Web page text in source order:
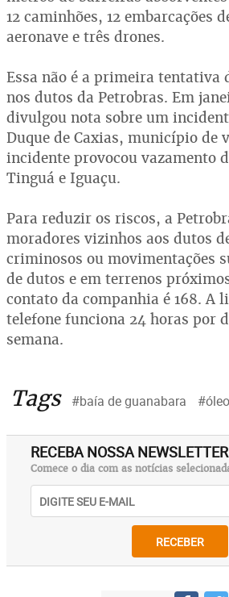
12 caminhões, 12 embarcações
aeronave e três drones.
Essa não é a primeira tentativa
nos dutos da Petrobras. Em
divulgou nota sobre um
Duque de Caxias, município de
incidente provocou vazamento
Tinguá e Iguaçu.
Para reduzir os riscos, a
moradores vizinhos aos dutos
criminosos ou movimentações
de dutos e em terrenos
contato da companhia é 168. A
telefone funciona 24 horas por
semana.
Tags #baía de guanabara #óleo
RECEBA NOSSA NEWSLETTER
Comece o dia com as notícias
RECEBER